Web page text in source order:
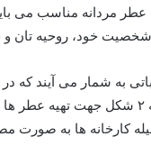
عطر مردانه مناسب می
خود، روحیه تان و
به شمار می آیند که
ترکیبات معطر می باشند. این مواد
کارخانه ها به صورت